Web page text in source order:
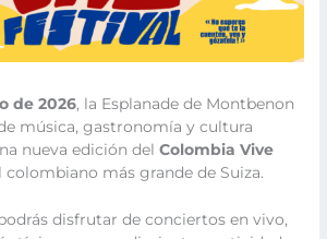
de 2026, la Esplanade de Montbenon
música, gastronomía y cultura
nueva edición delColombia Vive
colombiano más grande de Suiza.
disfrutar de conciertos en vivo,